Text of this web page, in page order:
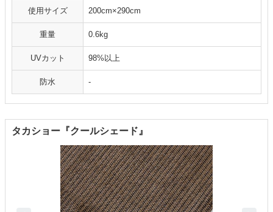
使用サイズ 200cm×290cm
重量 0.6kg
UVカット 98%以上
防水 -
タカショー『クールシェード』